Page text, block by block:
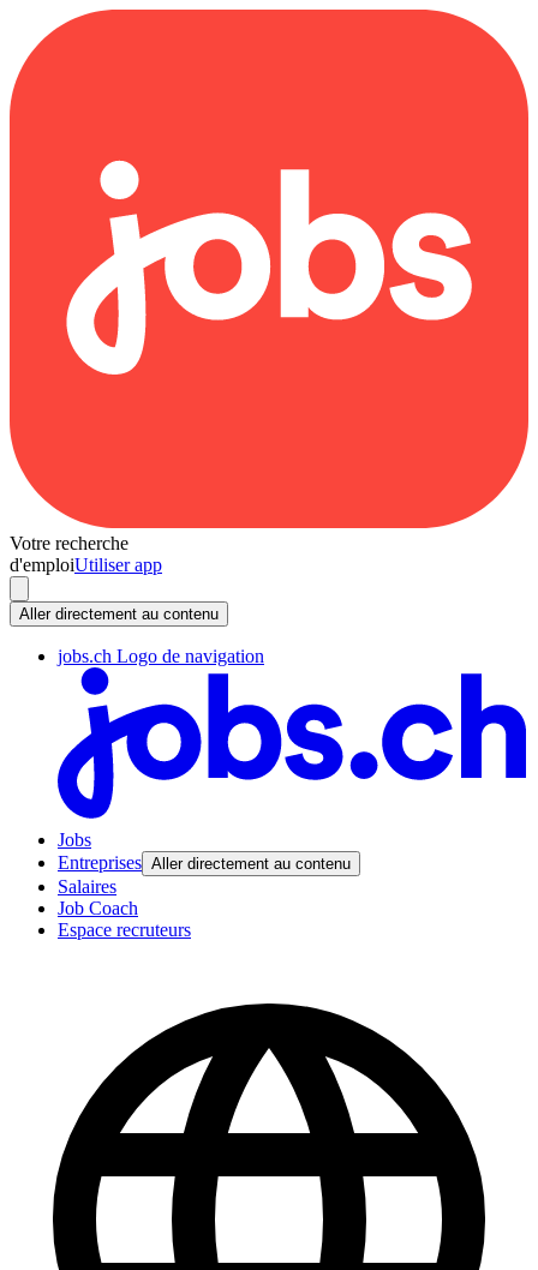
Votre recherche
d'emploiUtiliser app
Aller directement au contenu
jobs.ch Logo de navigation
Jobs
Entreprises Aller directement au contenu
Salaires
Job Coach
Espace recruteurs